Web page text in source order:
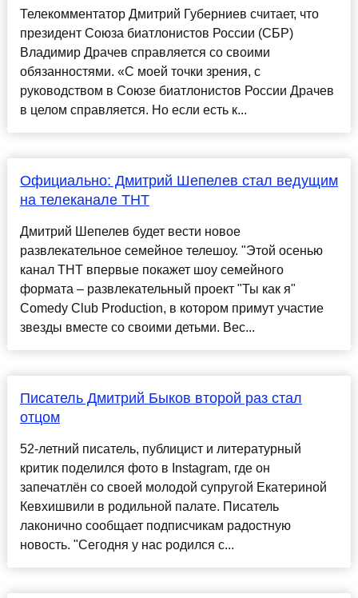
Телекомментатор Дмитрий Губерниев считает, что
президент Союза биатлонистов России (СБР)
Владимир Драчев справляется со своими
обязанностями. «С моей точки зрения, с
руководством в Союзе биатлонистов России Драчев
в целом справляется. Но если есть к...
Официально: Дмитрий Шепелев стал ведущим
на телеканале ТНТ
Дмитрий Шепелев будет вести новое
развлекательное семейное телешоу. "Этой осенью
канал ТНТ впервые покажет шоу семейного
формата – развлекательный проект "Ты как я"
Comedy Club Production, в котором примут участие
звезды вместе со своими детьми. Вес...
Писатель Дмитрий Быков второй раз стал
отцом
52-летний писатель, публицист и литературный
критик поделился фото в Instagram, где он
запечатлён со своей молодой супругой Екатериной
Кевхишвили в родильной палате. Писатель
лаконично сообщает подписчикам радостную
новость. "Сегодня у нас родился с...